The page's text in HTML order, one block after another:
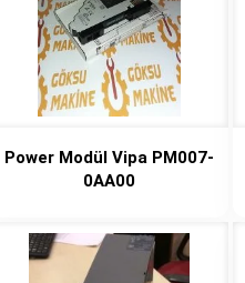
Power Modül Vipa PM007-
0AA00